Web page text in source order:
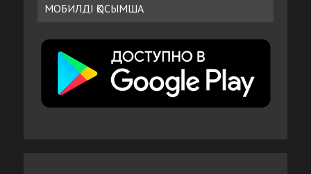
МОБИЛДІ ҚОСЫМША